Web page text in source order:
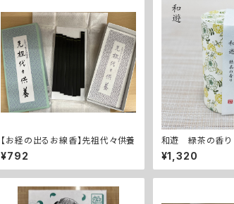
【お経の出るお線香】先祖代々供養
¥792
和遊 緑茶の香り
¥1,320